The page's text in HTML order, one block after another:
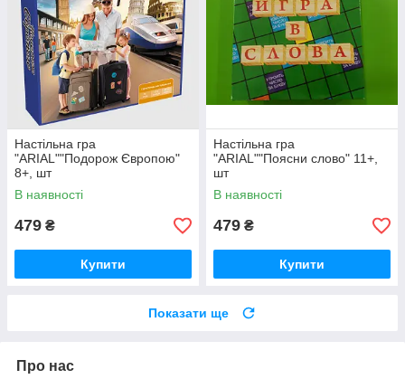
Настільна гра
"ARIAL""Подорож Європою"
8+, шт
В наявності
479 ₴
Купити
Настільна гра
"ARIAL""Поясни слово" 11+,
шт
В наявності
479 ₴
Купити
Показати ще
Про нас